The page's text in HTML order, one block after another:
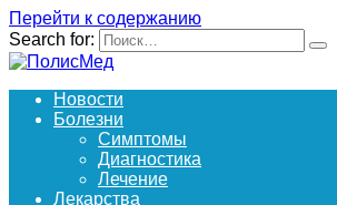
Перейти к содержанию
Search for:
Новости
Болезни
Симптомы
Диагностика
Лечение
Лекарства